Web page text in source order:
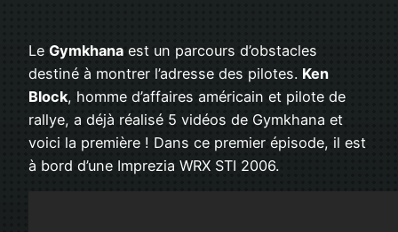
Le Gymkhana est un parcours d’obstacles
destiné à montrer l’adresse des pilotes. Ken
Block, homme d’affaires américain et pilote de
rallye, a déjà réalisé 5 vidéos de Gymkhana et
voici la première ! Dans ce premier épisode, il est
à bord d’une Imprezia WRX STI 2006.